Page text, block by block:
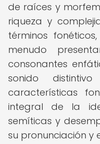
de raíces y
riqueza y
términos
menudo
consonantes
sonido
características
integral de la
semíticas y
su pronunciación y